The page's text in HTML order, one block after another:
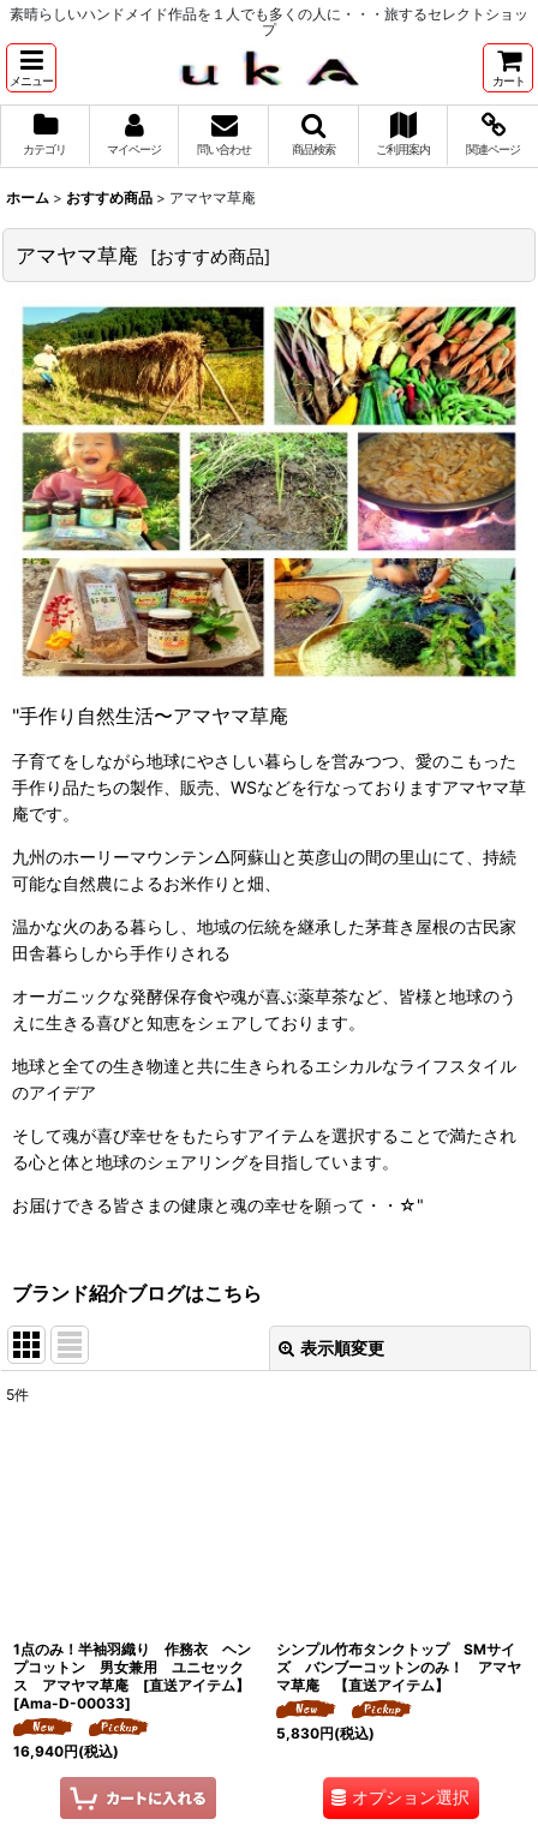
素晴らしいハンドメイド作品を１人でも多くの人に・・・旅するセレクトショッ
プ
メニュー カート
カテゴリ マイページ 問い合わせ 商品検索 ご利用案内 関連ページ
ホーム > おすすめ商品 > アマヤマ草庵
アマヤマ草庵 [おすすめ商品]
"手作り自然生活〜アマヤマ草庵
子育てをしながら地球にやさしい暮らしを営みつつ、愛のこもった
手作り品たちの製作、販売、WSなどを行なっておりますアマヤマ草
庵です。
九州のホーリーマウンテン△阿蘇山と英彦山の間の里山にて、持続
可能な自然農によるお米作りと畑、
温かな火のある暮らし、地域の伝統を継承した茅葺き屋根の古民家
田舎暮らしから手作りされる
オーガニックな発酵保存食や魂が喜ぶ薬草茶など、皆様と地球のう
えに生きる喜びと知恵をシェアしております。
地球と全ての生き物達と共に生きられるエシカルなライフスタイル
のアイデア
そして魂が喜び幸せをもたらすアイテムを選択することで満たされ
る心と体と地球のシェアリングを目指しています。
お届けできる皆さまの健康と魂の幸せを願って・・☆"
ブランド紹介ブログはこちら
表示順変更
5件
1点のみ！半袖羽織り 作務衣 ヘン
プコットン 男女兼用 ユニセック
ス アマヤマ草庵 [直送アイテム】
[Ama-D-00033]
16,940円(税込)
シンプル竹布タンクトップ SMサイ
ズ バンブーコットンのみ！ アマヤ
マ草庵 【直送アイテム】
5,830円(税込)
オプション選択